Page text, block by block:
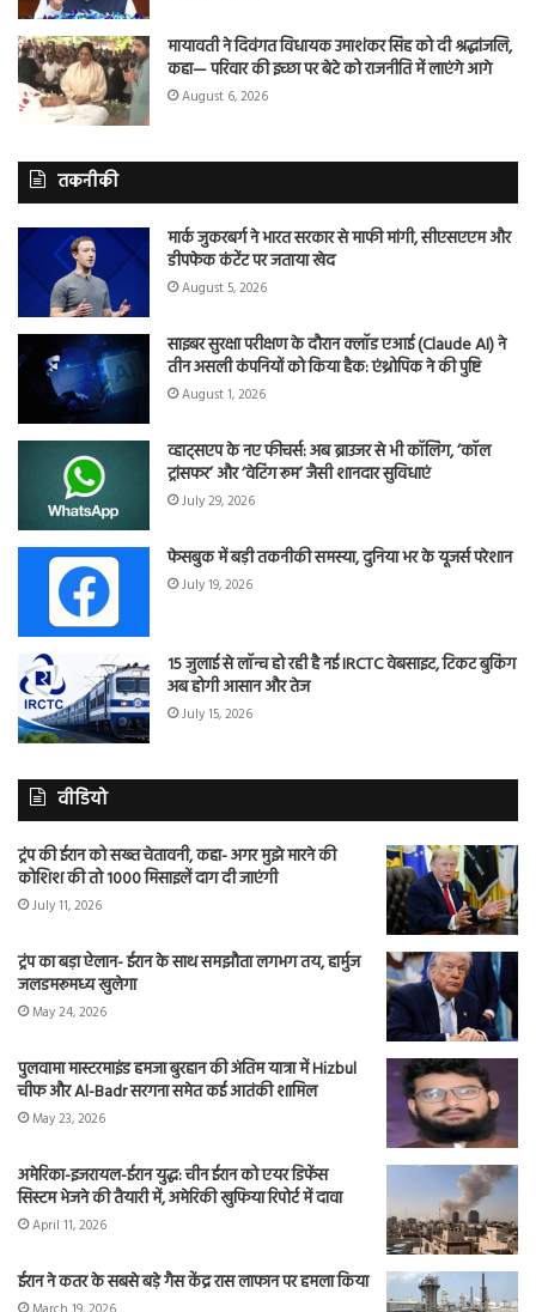
मायावती ने दिवंगत विधायक उमाशंकर सिंह को दी श्रद्धांजलि,
कहा— परिवार की इच्छा पर बेटे को राजनीति में लाएंगे आगे
August 6, 2026
तकनीकी
मार्क जुकरबर्ग ने भारत सरकार से माफी मांगी, सीएसएएम और
डीपफेक कंटेंट पर जताया खेद
August 5, 2026
साइबर सुरक्षा परीक्षण के दौरान क्लॉड एआई (Claude AI) ने
तीन असली कंपनियों को किया हैक: एंथ्रोपिक ने की पुष्टि
August 1, 2026
व्हाट्सएप के नए फीचर्स: अब ब्राउजर से भी कॉलिंग, ‘कॉल
ट्रांसफर’ और ‘वेटिंग रूम’ जैसी शानदार सुविधाएं
July 29, 2026
फेसबुक में बड़ी तकनीकी समस्या, दुनिया भर के यूजर्स परेशान
July 19, 2026
15 जुलाई से लॉन्च हो रही है नई IRCTC वेबसाइट, टिकट बुकिंग
अब होगी आसान और तेज
July 15, 2026
वीडियो
ट्रंप की ईरान को सख्त चेतावनी, कहा- अगर मुझे मारने की
कोशिश की तो 1000 मिसाइलें दाग दी जाएंगी
July 11, 2026
ट्रंप का बड़ा ऐलान- ईरान के साथ समझौता लगभग तय, हार्मुज
जलडमरूमध्य खुलेगा
May 24, 2026
पुलवामा मास्टरमाइंड हमजा बुरहान की अंतिम यात्रा में Hizbul
चीफ और Al-Badr सरगना समेत कई आतंकी शामिल
May 23, 2026
अमेरिका-इजरायल-ईरान युद्ध: चीन ईरान को एयर डिफेंस
सिस्टम भेजने की तैयारी में, अमेरिकी खुफिया रिपोर्ट में दावा
April 11, 2026
ईरान ने कतर के सबसे बड़े गैस केंद्र रास लाफान पर हमला किया